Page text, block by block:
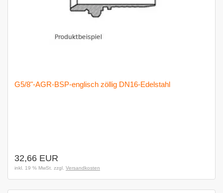
G5/8"-AGR-BSP-englisch zöllig DN16-Edelstahl
32,66 EUR
inkl. 19 % MwSt. zzgl. Versandkosten